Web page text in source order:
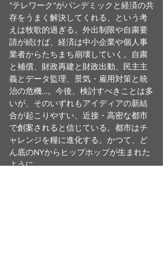
”テレワーク”がパンデミックと経済の共
存をうまく解決してくれる、という考
えは牧歌的過ぎる。外出制限や自粛要
請が続けば、経済は中小企業や個人事
業者からたちまち崩壊していく。自粛
と補償、財政再建と財政出動、民主主
義とデータ監理、景気・雇用対策と統
治の危機…。今後、検討すべきことは多
いが、そのいずれもアイディアの新結
合が起こりやすい、近接・高密な都市
で創案されると信じている。都市はチ
ャレンジを糧に進化する。かつて、ど
ん底のNYからヒップホップが生まれた
ように。